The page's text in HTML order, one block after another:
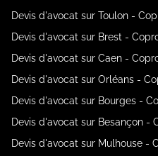
Devis d'avocat sur Toulon -
Devis d'avocat sur Brest -
Devis d'avocat sur Caen -
Devis d'avocat sur Orléans -
Devis d'avocat sur Bourges -
Devis d'avocat sur Besançon -
Devis d'avocat sur Mulhouse -